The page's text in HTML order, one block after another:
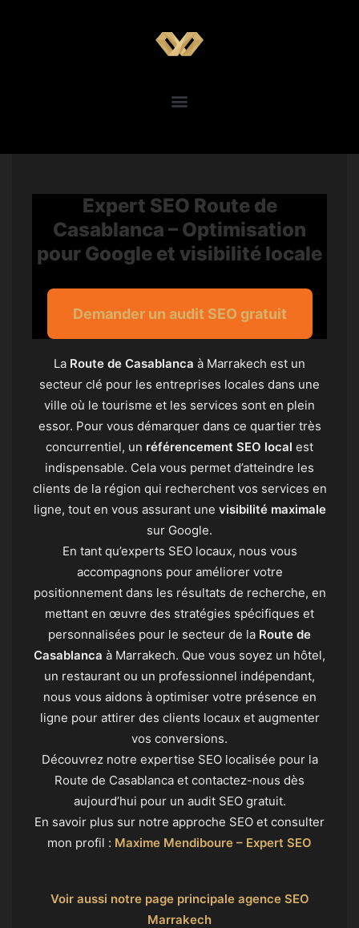
Expert SEO Route de
Casablanca – Optimisation
pour Google et visibilité locale
Demander un audit SEO gratuit
La Route de Casablanca à Marrakech est un
secteur clé pour les entreprises locales dans une
ville où le tourisme et les services sont en plein
essor. Pour vous démarquer dans ce quartier très
concurrentiel, un référencement SEO local est
indispensable. Cela vous permet d’atteindre les
clients de la région qui recherchent vos services en
ligne, tout en vous assurant une visibilité maximale
sur Google.
En tant qu’experts SEO locaux, nous vous
accompagnons pour améliorer votre
positionnement dans les résultats de recherche, en
mettant en œuvre des stratégies spécifiques et
personnalisées pour le secteur de la Route de
Casablanca à Marrakech. Que vous soyez un hôtel,
un restaurant ou un professionnel indépendant,
nous vous aidons à optimiser votre présence en
ligne pour attirer des clients locaux et augmenter
vos conversions.
Découvrez notre expertise SEO localisée pour la
Route de Casablanca et contactez-nous dès
aujourd’hui pour un audit SEO gratuit.
En savoir plus sur notre approche SEO et consulter
mon profil : Maxime Mendiboure – Expert SEO
Voir aussi notre page principale agence SEO
Marrakech